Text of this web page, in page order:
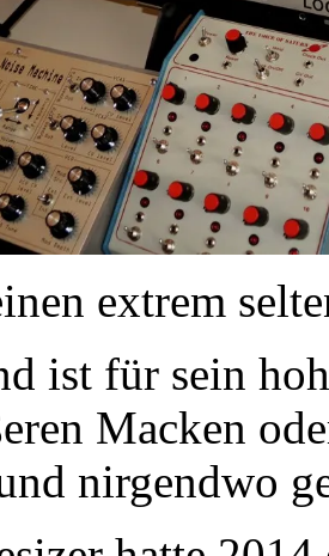
extrem
ist für sein
Macken
nirgendwo